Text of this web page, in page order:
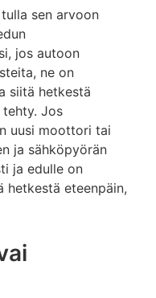
sen arvoon
jos autoon
ne on
siitä hetkestä
tehty. Jos
uusi moottori tai
ja sähköpyörän
ja edulle on
hetkestä eteenpäin,